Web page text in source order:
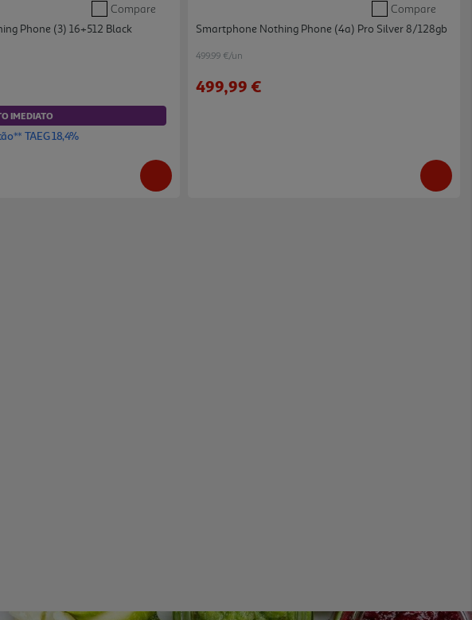
Compare
Phone (3) 16+512 Black
IMEDIATO
TAEG 18,4%
Compare
Smartphone Nothing Phone (4a) Pro Silver 8/128gb
499.99 €/un
499,99 €